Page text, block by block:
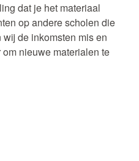
dat je het materiaal
op andere scholen die
de inkomsten mis en
nieuwe materialen te